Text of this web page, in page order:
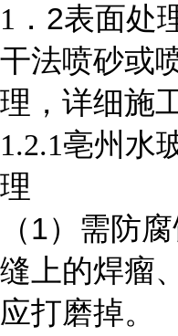
1 ． 2表面处
干法喷砂或
理，详细施
1.2.1亳州水
理
（1）需防
缝上的焊瘤
应打磨掉。